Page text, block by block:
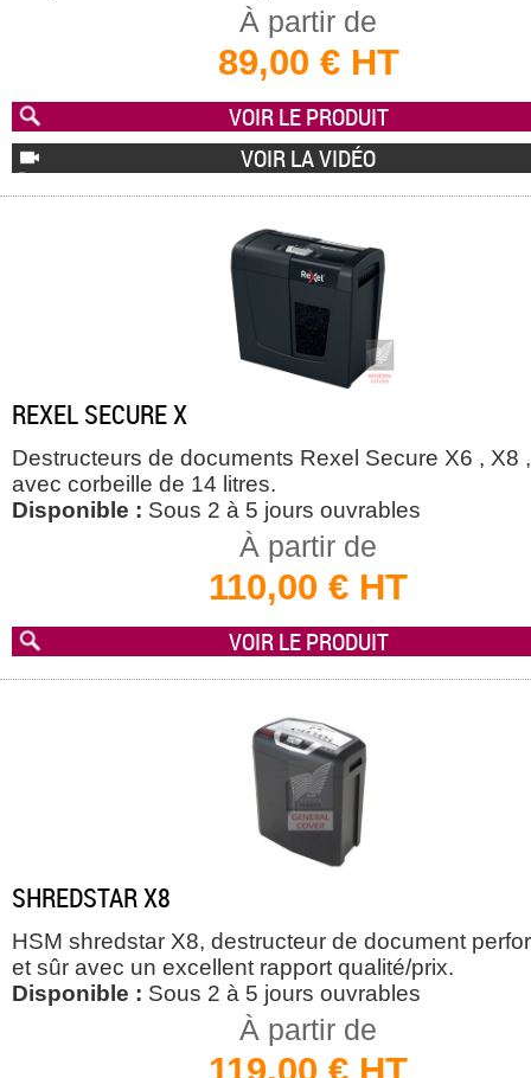
À partir de
89,00 € HT
VOIR LE PRODUIT
VOIR LA VIDÉO
REXEL SECURE X
Destructeurs de documents Rexel Secure X6 , X8
avec corbeille de 14 litres.
Disponible : Sous 2 à 5 jours ouvrables
À partir de
110,00 € HT
VOIR LE PRODUIT
SHREDSTAR X8
HSM shredstar X8, destructeur de document
et sûr avec un excellent rapport qualité/prix.
Disponible : Sous 2 à 5 jours ouvrables
À partir de